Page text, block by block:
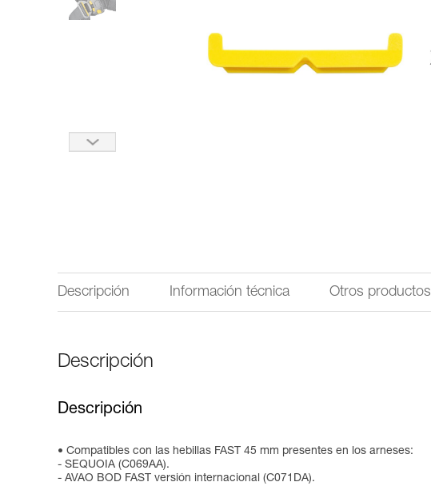
Descripción Información técnica Otros productos
Descripción
Descripción
Compatibles con las hebillas FAST 45 mm presentes en los arneses:
- SEQUOIA (C069AA).
- AVAO BOD FAST versión internacional (C071DA).